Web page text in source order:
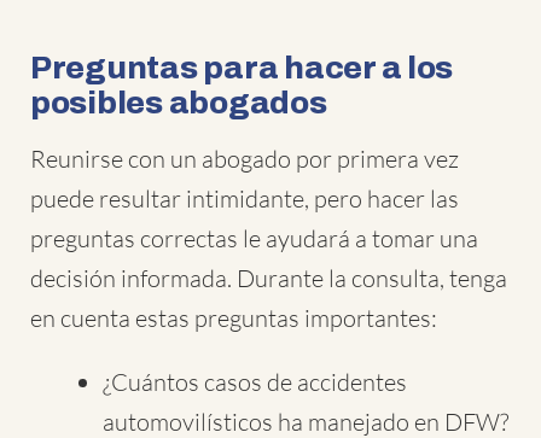
Preguntas para hacer a los
posibles abogados
Reunirse con un abogado por primera vez
puede resultar intimidante, pero hacer las
preguntas correctas le ayudará a tomar una
decisión informada. Durante la consulta, tenga
en cuenta estas preguntas importantes:
¿Cuántos casos de accidentes
automovilísticos ha manejado en DFW?